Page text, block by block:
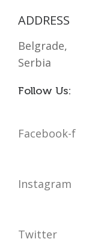
ADDRESS
Belgrade,
Serbia
Follow Us:
Facebook-f
Instagram
Twitter